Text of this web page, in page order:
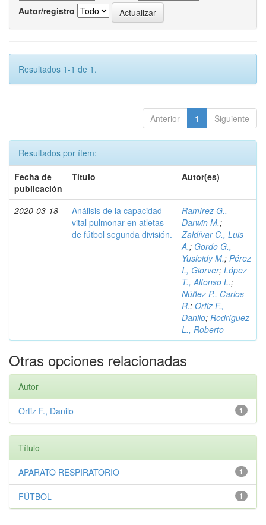
Autor/registro
Resultados 1-1 de 1.
Anterior 1 Siguiente
Resultados por ítem:
Fecha de
publicación
Título Autor(es)
2020-03-18
Análisis de la capacidad
vital pulmonar en atletas
de fútbol segunda división.
Ramírez G.,
Darwin M.;
Zaldívar C., Luis
A.; Gordo G.,
Yusleidy M.; Pérez
I., Giorver; López
T., Alfonso L.;
Núñez P., Carlos
R.; Ortiz F.,
Danilo; Rodríguez
L., Roberto
Otras opciones relacionadas
Autor
1
Ortiz F., Danilo
Título
1
APARATO RESPIRATORIO
1
FÚTBOL